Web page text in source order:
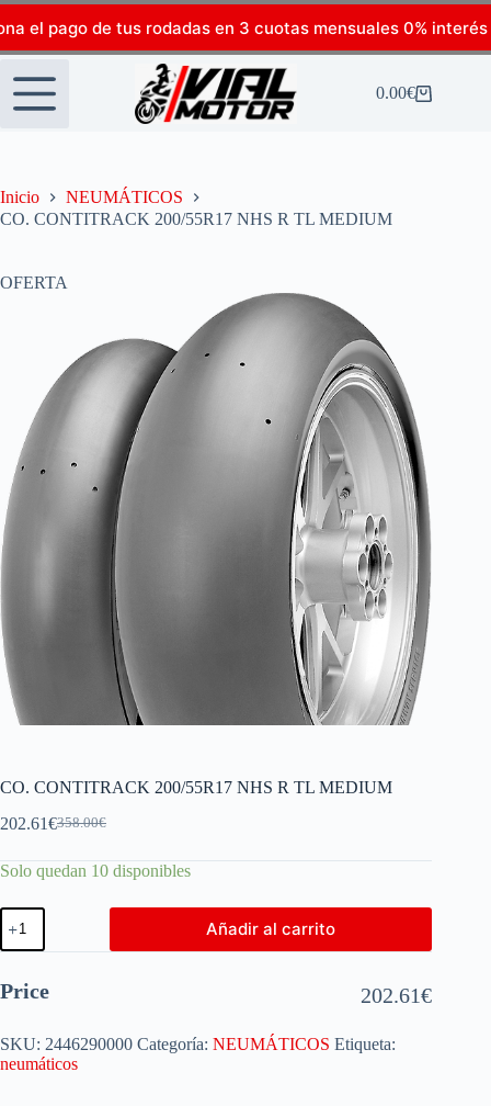
el pago de tus rodadas en 3 cuotas mensuales 0% interés
0.00€
Inicio
NEUMÁTICOS
CO. CONTITRACK 200/55R17 NHS R TL MEDIUM
OFERTA
CO. CONTITRACK 200/55R17 NHS R TL MEDIUM
358.00€
202.61€
Solo quedan 10 disponibles
Añadir al carrito
Price 202.61€
SKU: 2446290000 Categoría: NEUMÁTICOS Etiqueta:
neumáticos